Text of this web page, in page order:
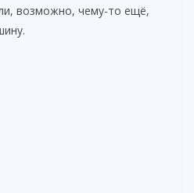
возможно, чему-то ещё,